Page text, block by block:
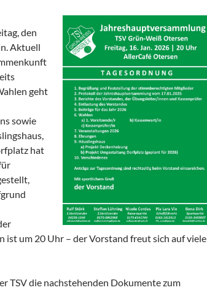
den
Aktuell
geht
sowie
hat
ist um 20 Uhr – der Vorstand freut sich auf viele
TSV die nachstehenden Dokumente zum